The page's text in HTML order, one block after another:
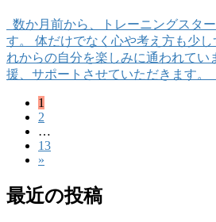
数か月前から、トレーニングスタ
す。 体だけでなく心や考え方も少
れからの自分を楽しみに通われてい
援、サポートさせていただきます
ペ
ー
固
定
ペ
ー
ジ
1
固
定
ペ
ー
ジ
2
…
固
定
ー
13
»
最近の投稿